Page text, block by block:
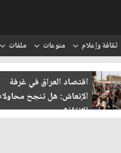
ثقافة وإعلام منوعات ملفات
ثلاثة لقاءات وخريطة
هل يولد شرق أوسط